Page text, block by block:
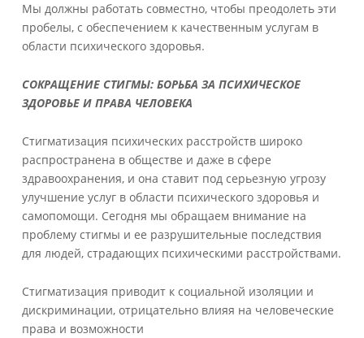
Мы должны работать совместно, чтобы преодолеть эти
пробелы, с обеспечением к качественным услугам в
области психического здоровья.
СОКРАЩЕНИЕ СТИГМЫ: БОРЬБА ЗА ПСИХИЧЕСКОЕ
ЗДОРОВЬЕ И ПРАВА ЧЕЛОВЕКА
Стигматизация психических расстройств широко
распространена в обществе и даже в сфере
здравоохранения, и она ставит под серьезную угрозу
улучшение услуг в области психического здоровья и
самопомощи. Сегодня мы обращаем внимание на
проблему стигмы и ее разрушительные последствия
для людей, страдающих психическими расстройствами.
Стигматизация приводит к социальной изоляции и
дискриминации, отрицательно влияя на человеческие
права и возможности